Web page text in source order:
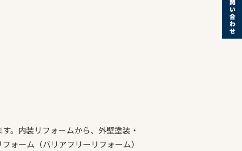
。内装リフォームから、外壁塗装・
ォーム（バリアフリーリフォーム）